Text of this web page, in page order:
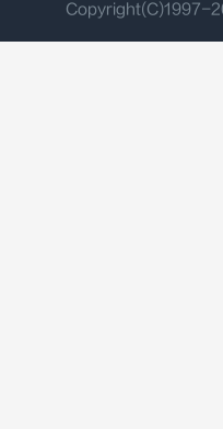
Copyright(C)1997-